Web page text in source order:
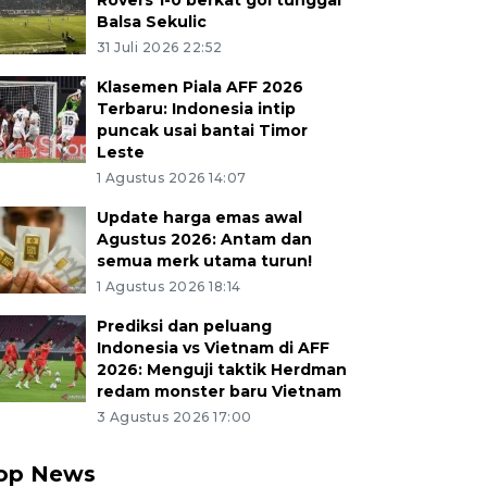
Balsa Sekulic
31 Juli 2026 22:52
Klasemen Piala AFF 2026
Terbaru: Indonesia intip
puncak usai bantai Timor
Leste
1 Agustus 2026 14:07
Update harga emas awal
Agustus 2026: Antam dan
semua merk utama turun!
1 Agustus 2026 18:14
Prediksi dan peluang
Indonesia vs Vietnam di AFF
2026: Menguji taktik Herdman
redam monster baru Vietnam
3 Agustus 2026 17:00
News